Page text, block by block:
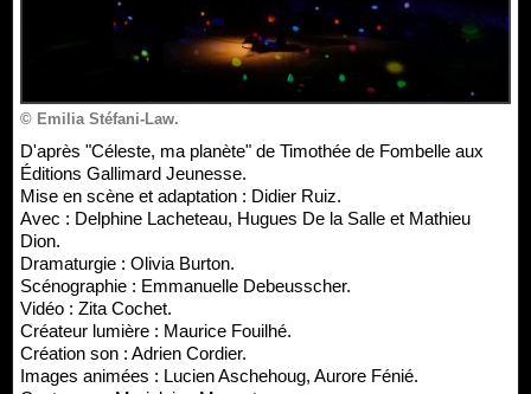
© Emilia Stéfani-Law.
D'après "Céleste, ma planète" de Timothée de Fombelle aux
Éditions Gallimard Jeunesse.
Mise en scène et adaptation : Didier Ruiz.
Avec : Delphine Lacheteau, Hugues De la Salle et Mathieu
Dion.
Dramaturgie : Olivia Burton.
Scénographie : Emmanuelle Debeusscher.
Vidéo : Zita Cochet.
Créateur lumière : Maurice Fouilhé.
Création son : Adrien Cordier.
Images animées : Lucien Aschehoug, Aurore Fénié.